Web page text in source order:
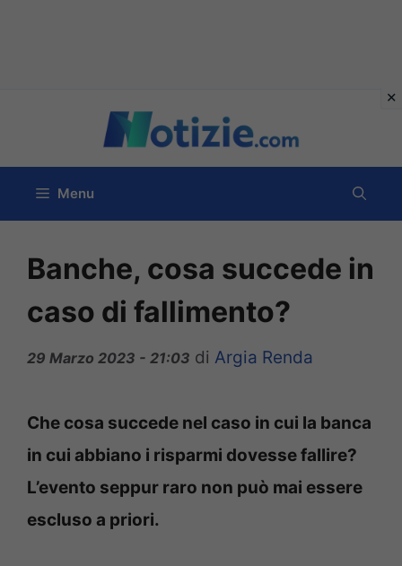
contenuto
Menu
Banche, cosa succede in
caso di fallimento?
29 Marzo 2023 - 21:03 di Argia Renda
Che cosa succede nel caso in cui la banca
in cui abbiano i risparmi dovesse fallire?
L’evento seppur raro non può mai essere
escluso a priori.